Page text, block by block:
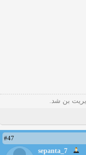
بن شد.
#47
sepanta_7